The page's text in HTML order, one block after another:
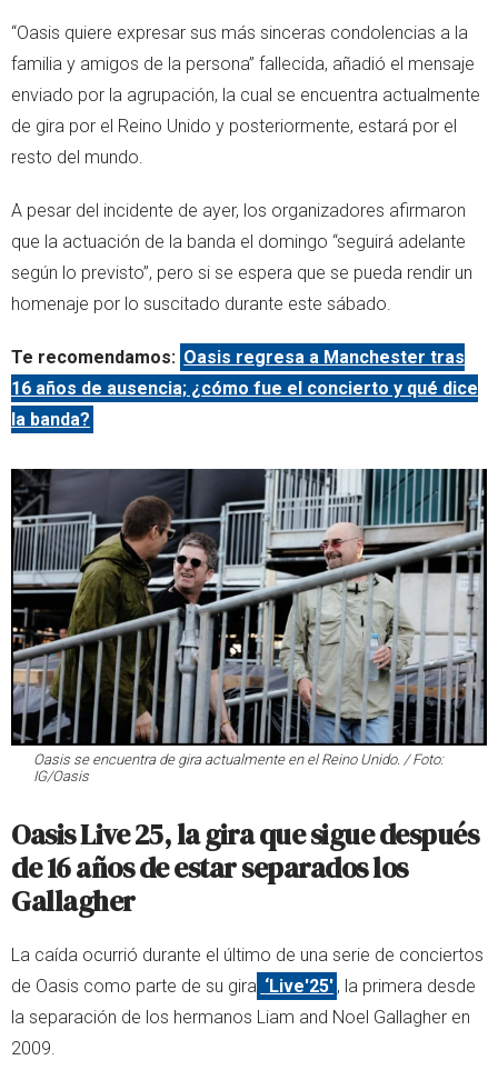
“Oasis quiere expresar sus más sinceras condolencias a la
familia y amigos de la persona” fallecida, añadió el mensaje
enviado por la agrupación, la cual se encuentra actualmente
de gira por el Reino Unido y posteriormente, estará por el
resto del mundo.
A pesar del incidente de ayer, los organizadores afirmaron
que la actuación de la banda el domingo “seguirá adelante
según lo previsto”, pero si se espera que se pueda rendir un
homenaje por lo suscitado durante este sábado.
Te recomendamos: Oasis regresa a Manchester tras
16 años de ausencia; ¿cómo fue el concierto y qué dice
la banda?
Oasis se encuentra de gira actualmente en el Reino Unido. / Foto:
IG/Oasis
Oasis Live 25, la gira que sigue después
de 16 años de estar separados los
Gallagher
La caída ocurrió durante el último de una serie de conciertos
de Oasis como parte de su gira ‘Live'25' , la primera desde
la separación de los hermanos Liam and Noel Gallagher en
2009.